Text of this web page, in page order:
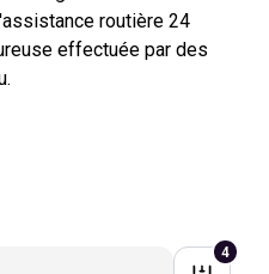
routière 24
effectuée par des
4